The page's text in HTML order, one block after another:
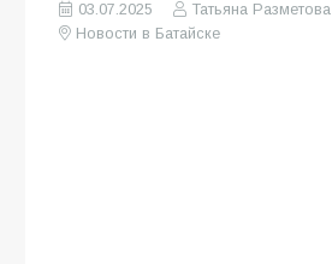
03.07.2025
Татьяна Разметова
Новости в Батайске